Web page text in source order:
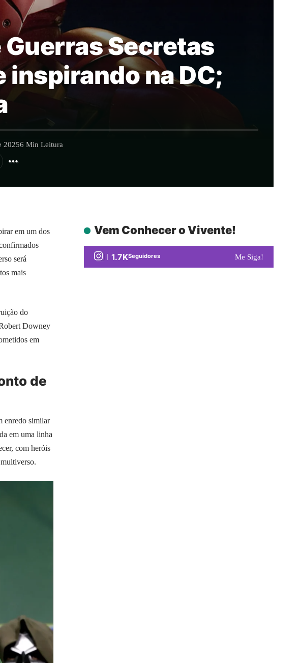
Secretas
na DC;
20256 Min Leitura
em um dos
será
mais
do
Downey
em
de
enredo similar
em uma linha
com heróis
Vem Conhecer o Vivente!
1.7KSeguidores Me Siga!